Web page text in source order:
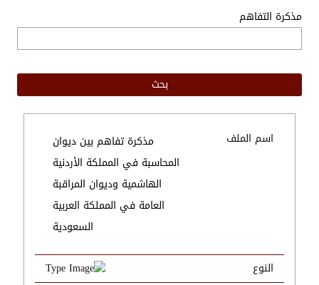
مذكرة التفاهم
اسم الملف
مذكرة تفاهم بين ديوان
المحاسبة في المملكة الأردنية
الهاشمية وديوان المراقبة
العامة في المملكة العربية
السعودية
النوع